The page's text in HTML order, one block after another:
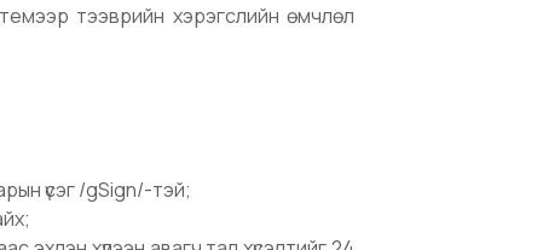
тээврийн хэрэгслийн өмчлөл
үсэг /gSign/-тэй;